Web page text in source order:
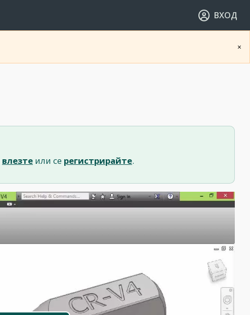
ВХОД
×
влезте или се регистрирайте.